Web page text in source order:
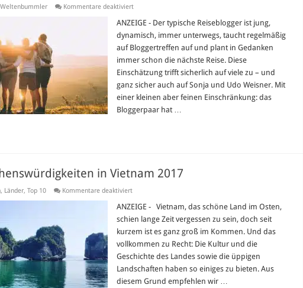
Weltenbummler Kommentare deaktiviertfür
Igele
–
Der
Reise-
und
Erlebnisblog
für
Menschen
besten
ANZEIGE - Der typische Reiseblogger ist jung,
dynamisch, immer unterwegs, taucht regelmäßig
auf Bloggertreffen auf und plant in Gedanken
immer schon die nächste Reise. Diese
Einschätzung trifft sicherlich auf viele zu – und
ganz sicher auch auf Sonja und Udo Weisner. Mit
einer kleinen aber feinen Einschränkung: das
Bloggerpaar hat …
in Vietnam 2017
, Länder, Top 10 Kommentare deaktiviertfür
TOP
Sehenswürdigkeiten
in
Vietnam
2017
ANZEIGE - Vietnam, das schöne Land im Osten,
schien lange Zeit vergessen zu sein, doch seit
kurzem ist es ganz groß im Kommen. Und das
vollkommen zu Recht: Die Kultur und die
Geschichte des Landes sowie die üppigen
Landschaften haben so einiges zu bieten. Aus
diesem Grund empfehlen wir …